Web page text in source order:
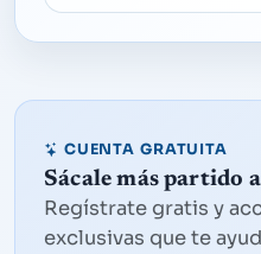
CUENTA GRATUITA
Sácale más partido
Regístrate gratis y
exclusivas que te